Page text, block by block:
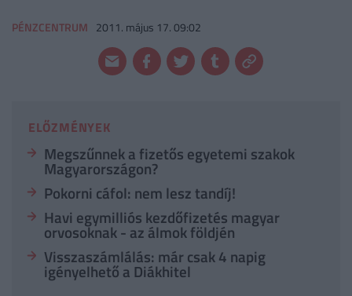
PÉNZCENTRUM 2011. május 17. 09:02
ELŐZMÉNYEK
Megszűnnek a fizetős egyetemi szakok
Magyarországon?
Pokorni cáfol: nem lesz tandíj!
Havi egymilliós kezdőfizetés magyar
orvosoknak - az álmok földjén
Visszaszámlálás: már csak 4 napig
igényelhető a Diákhitel